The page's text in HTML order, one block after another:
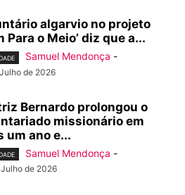
algarvio no projeto
Para o Meio’ diz que a...
Samuel Mendonça -
de 2026
Bernardo prolongou o
missionário em
um ano e...
Samuel Mendonça -
de 2026